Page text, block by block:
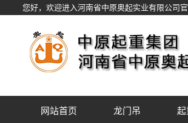
您好，欢迎进入河南省中原奥起实业有限公司官
网站首页 龙门吊 起